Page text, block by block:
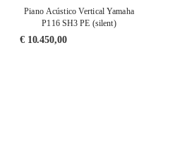
Piano Acústico Vertical Yamaha
P116 SH3 PE (silent)
€10.450,00